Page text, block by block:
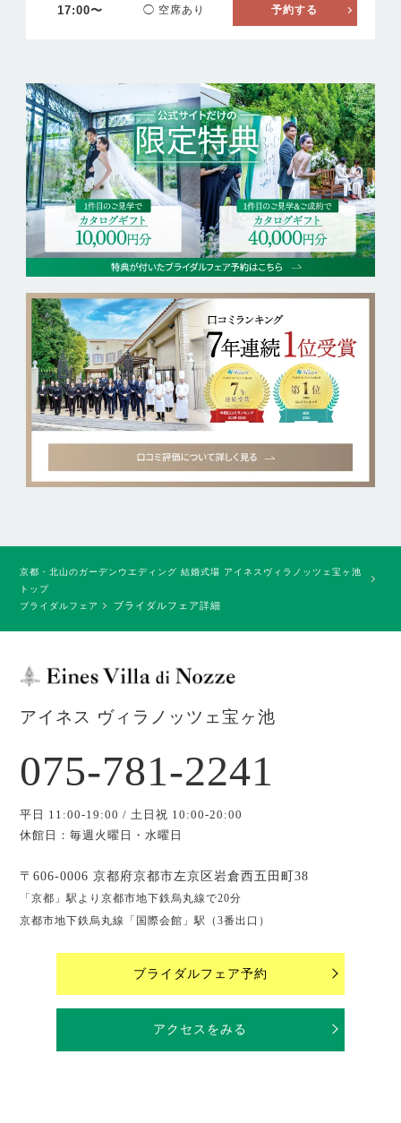
17:00〜 ◯ 空席あり 予約する
京都・北山のガーデンウエディング 結婚式場 アイネスヴィラノッツェ宝ヶ池
トップ
ブライダルフェア
ブライダルフェア詳細
アイネス ヴィラノッツェ宝ヶ池
075-781-2241
平日 11:00-19:00 / 土日祝 10:00-20:00
休館日：毎週火曜日・水曜日
〒606-0006 京都府京都市左京区岩倉西五田町38
「京都」駅より京都市地下鉄烏丸線で20分
京都市地下鉄烏丸線「国際会館」駅（3番出口）
ブライダルフェア予約
アクセスをみる